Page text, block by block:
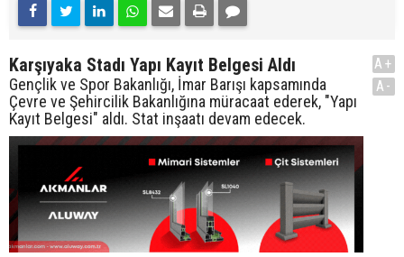
Karşıyaka Stadı Yapı Kayıt Belgesi Aldı
Gençlik ve Spor Bakanlığı, İmar Barışı kapsamında
Çevre ve Şehircilik Bakanlığına müracaat ederek, "Yapı
Kayıt Belgesi" aldı. Stat inşaatı devam edecek.
A+
A-